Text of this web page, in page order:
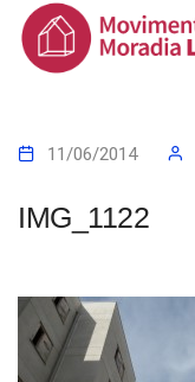
11/06/2014
IMG_1122